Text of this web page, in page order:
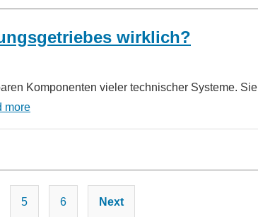
wirklich?
Komponenten vieler technischer Systeme. Sie
more
5 6 Next